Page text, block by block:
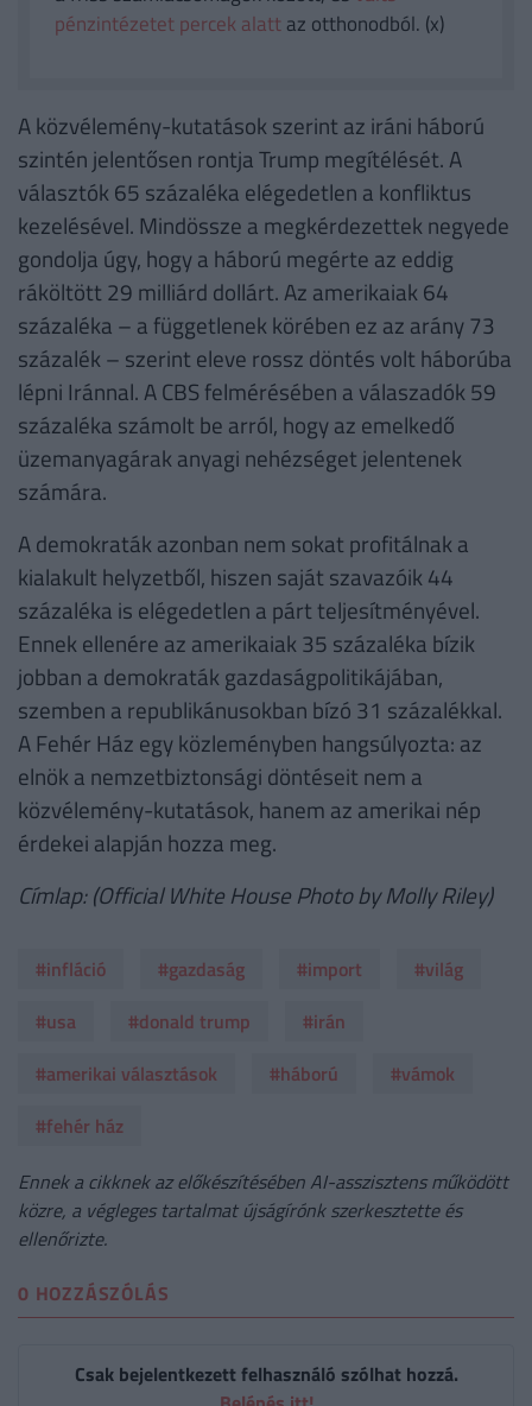
pénzintézetet percek alattaz otthonodból. (x)
A közvélemény-kutatások szerint az iráni háború
szintén jelentősen rontja Trump megítélését. A
választók 65 százaléka elégedetlen a konfliktus
kezelésével. Mindössze a megkérdezettek negyede
gondolja úgy, hogy a háború megérte az eddig
ráköltött 29 milliárd dollárt. Az amerikaiak 64
százaléka – a függetlenek körében ez az arány 73
százalék – szerint eleve rossz döntés volt háborúba
lépni Iránnal. A CBS felmérésében a válaszadók 59
százaléka számolt be arról, hogy az emelkedő
üzemanyagárak anyagi nehézséget jelentenek
számára.
A demokraták azonban nem sokat profitálnak a
kialakult helyzetből, hiszen saját szavazóik 44
százaléka is elégedetlen a párt teljesítményével.
Ennek ellenére az amerikaiak 35 százaléka bízik
jobban a demokraták gazdaságpolitikájában,
szemben a republikánusokban bízó 31 százalékkal.
A Fehér Ház egy közleményben hangsúlyozta: az
elnök a nemzetbiztonsági döntéseit nem a
közvélemény-kutatások, hanem az amerikai nép
érdekei alapján hozza meg.
Címlap: (Official White House Photo by Molly Riley)
#infláció #gazdaság #import
#világ
#usa
#donald trump
#irán
#amerikai választások
#háború
#vámok
#fehér ház
Ennek a cikknek az előkészítésében AI-asszisztens működött
közre, a végleges tartalmat újságírónk szerkesztette és
ellenőrizte.
0 HOZZÁSZÓLÁS
Csak bejelentkezett felhasználó szólhat hozzá.